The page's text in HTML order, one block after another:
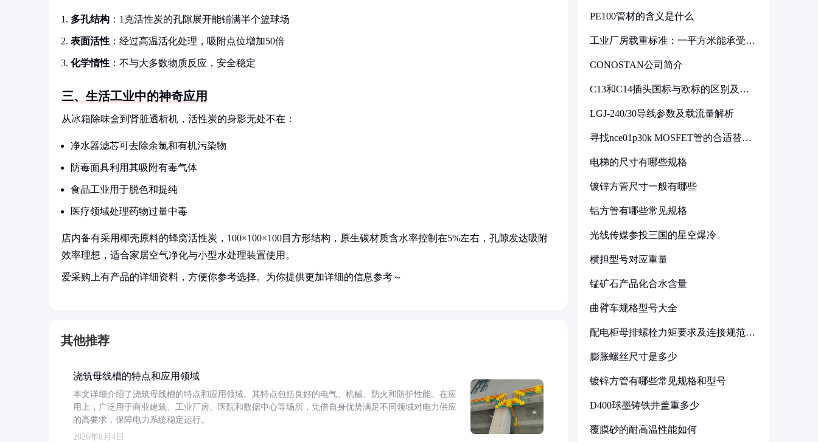
多孔结构 ：1克活性炭的孔隙展开能铺满半个篮球场
表面活性 ：经过高温活化处理，吸附点位增加50倍
化学惰性 ：不与大多数物质反应，安全稳定
三、生活工业中的神奇应用
从冰箱除味盒到肾脏透析机，活性炭的身影无处不在：
净水器滤芯可去除余氯和有机污染物
防毒面具利用其吸附有毒气体
食品工业用于脱色和提纯
医疗领域处理药物过量中毒
店内备有采用椰壳原料的蜂窝活性炭，100×100×100目方形结构，原生碳材质含水率控制在5%左右，孔隙发达吸附
效率理想，适合家居空气净化与小型水处理装置使用。
爱采购上有产品的详细资料，方便你参考选择。为你提供更加详细的信息参考～
其他推荐
浇筑母线槽的特点和应用领域
本文详细介绍了浇筑母线槽的特点和应用领域。其特点包括良好的电气、机械、防火和防护性能。在应
用上，广泛用于商业建筑、工业厂房、医院和数据中心等场所，凭借自身优势满足不同领域对电力供应
的高要求，保障电力系统稳定运行。
2026年8月4日
PE100管材的含义是什么
工业厂房载重标准：一平方米能承受多
CONOSTAN公司简介
C13和C14插头国标与欧标的区别及其
LGJ-240/30导线参数及载流量解析
寻找nce01p30k MOSFET管的合适替代
电梯的尺寸有哪些规格
镀锌方管尺寸一般有哪些
铝方管有哪些常见规格
光线传媒参投三国的星空爆冷
横担型号对应重量
锰矿石产品化合水含量
曲臂车规格型号大全
配电柜母排螺栓力矩要求及连接规范详
膨胀螺丝尺寸是多少
镀锌方管有哪些常见规格和型号
D400球墨铸铁井盖重多少
覆膜砂的耐高温性能如何